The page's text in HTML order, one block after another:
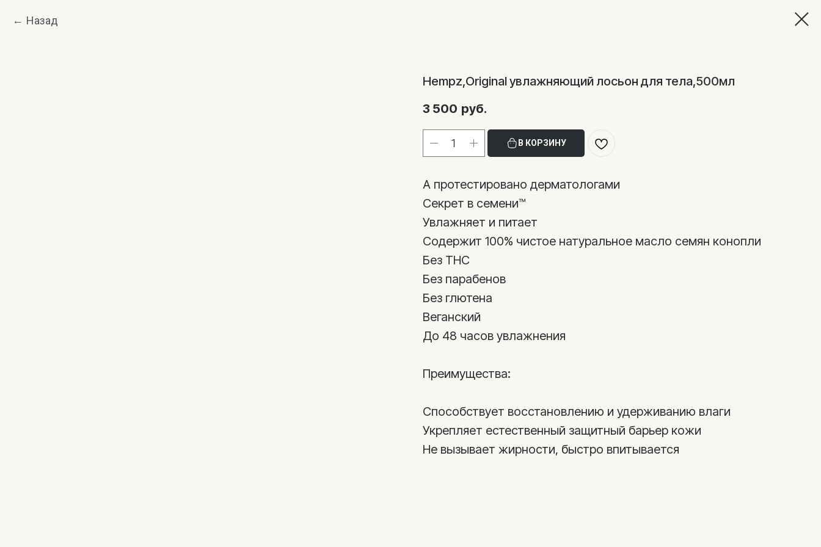
Назад
Hempz,Original увлажняющий лосьон для тела,500мл
3 500 руб.
В КОРЗИНУ
А протестировано дерматологами
Секрет в семени™
Увлажняет и питает
Содержит 100% чистое натуральное масло семян конопли
Без THC
Без парабенов
Без глютена
Веганский
До 48 часов увлажнения
Преимущества:
Способствует восстановлению и удерживанию влаги
Укрепляет естественный защитный барьер кожи
Не вызывает жирности, быстро впитывается